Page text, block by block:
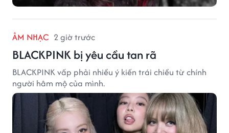
ÂM NHẠC 2 giờ trước
BLACKPINK bị yêu cầu tan rã
BLACKPINK vấp phải nhiều ý kiến trái chiều từ chính
người hâm mộ của mình.